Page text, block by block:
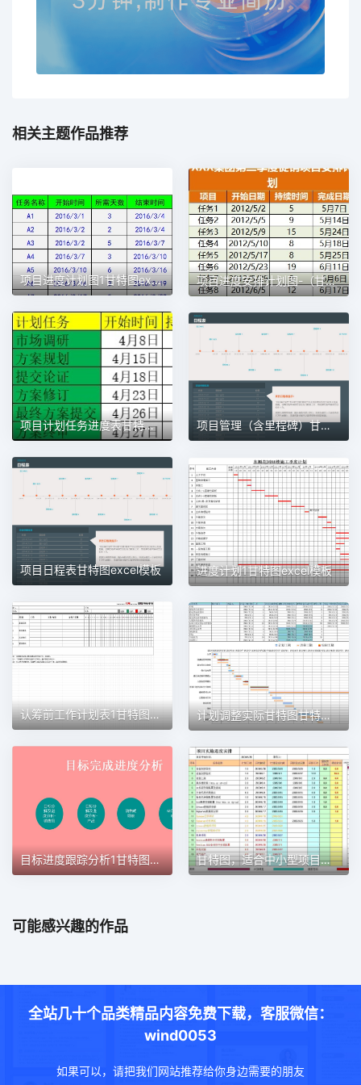
相关主题作品推荐
项目进度计划图1甘特图excel模板 项目进度安排计划图-（甘特图）1甘特图excel模板
项目计划任务进度表甘特图1甘特图excel模板 项目管理（含里程碑）甘特图excel模板
项目日程表甘特图excel模板 进度计划1甘特图excel模板
认筹前工作计划表1甘特图excel模板 计划调整实际甘特图甘特图excel模板
目标进度跟踪分析1甘特图excel模板 甘特图，适合中小型项目管理使用甘特图excel模板
可能感兴趣的作品
全站几十个品类精品内容免费下载，客服微信：
wind0053
如果可以，请把我们网站推荐给你身边需要的朋友